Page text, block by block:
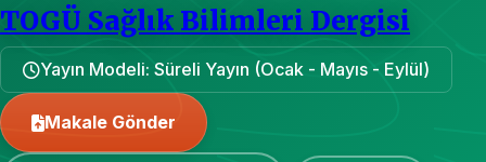
TOGÜ Sağlık Bilimleri Dergisi
Yayın Modeli: Süreli Yayın (Ocak - Mayıs - Eylül)
Makale Gönder